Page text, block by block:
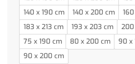
140 x 190 cm
140 x 200 cm
183 x 213 cm
193 x 203 cm
75 x 190 cm
80 x 200 cm
90 x
90 x 200 cm